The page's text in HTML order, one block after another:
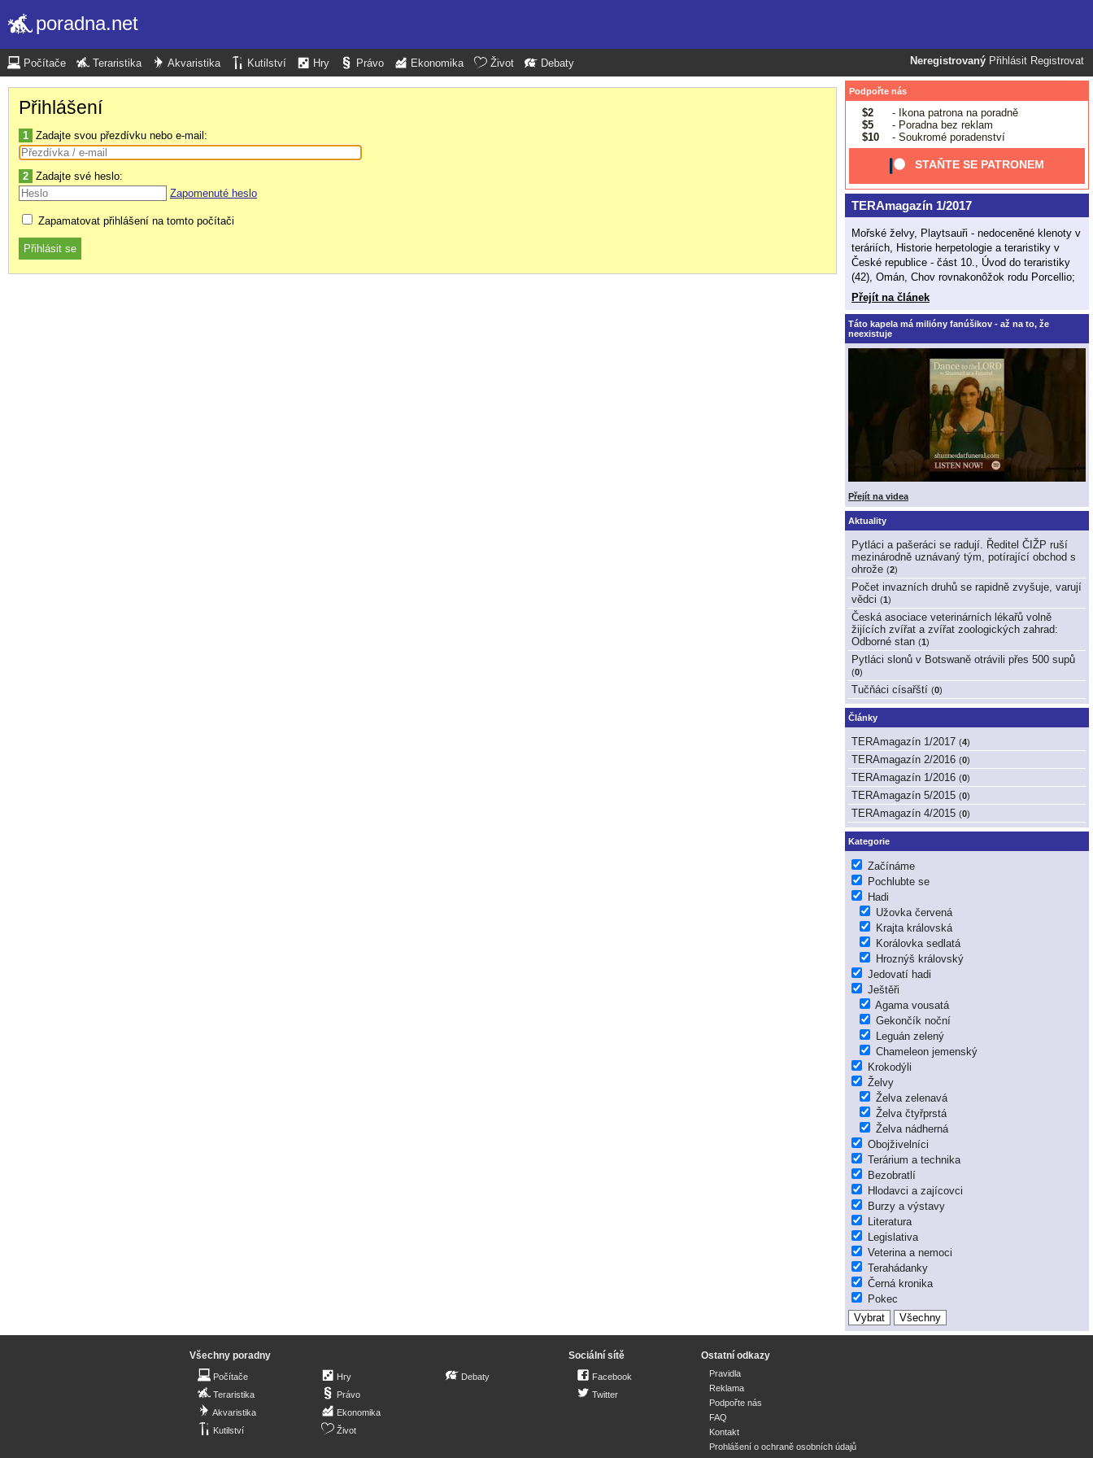
poradna.net
Neregistrovaný Přihlásit Registrovat
Počítače Teraristika Akvaristika Kutilství Hry Právo Ekonomika Život Debaty
Přihlášení
1 Zadajte svou přezdívku nebo e-mail:
2 Zadajte své heslo:
Zapomenuté heslo
Zapamatovat přihlášení na tomto počítači
Podpořte nás
$2
- Ikona patrona na poradně
$5
- Poradna bez reklam
$10
- Soukromé poradenství
STAŇTE SE PATRONEM
TERAmagazín 1/2017
Mořské želvy, Playtsauři - nedoceněné klenoty v
teráriích, Historie herpetologie a teraristiky v
České republice - část 10., Úvod do teraristiky
(42), Omán, Chov rovnakonôžok rodu Porcellio;
Přejít na článek
Táto kapela má milióny fanúšikov - až na to, že
neexistuje
Přejít na videa
Aktuality
Pytláci a pašeráci se radují. Ředitel ČIŽP ruší
mezinárodně uznávaný tým, potírající obchod s
ohrože (2)
Počet invazních druhů se rapidně zvyšuje, varují
vědci (1)
Česká asociace veterinárních lékařů volně
žijících zvířat a zvířat zoologických zahrad:
Odborné stan (1)
Pytláci slonů v Botswaně otrávili přes 500 supů
(0)
Tučňáci císařští (0)
Články
TERAmagazín 1/2017 (4)
TERAmagazín 2/2016 (0)
TERAmagazín 1/2016 (0)
TERAmagazín 5/2015 (0)
TERAmagazín 4/2015 (0)
Kategorie
Začínáme
Pochlubte se
Hadi
Užovka červená
Krajta královská
Korálovka sedlatá
Hroznýš královský
Jedovatí hadi
Ještěři
Agama vousatá
Gekončík noční
Leguán zelený
Chameleon jemenský
Krokodýli
Želvy
Želva zelenavá
Želva čtyřprstá
Želva nádherná
Obojživelníci
Terárium a technika
Bezobratlí
Hlodavci a zajícovci
Burzy a výstavy
Literatura
Legislativa
Veterina a nemoci
Terahádanky
Černá kronika
Pokec
Všechny poradny
Počítače
Teraristika
Akvaristika
Kutilství
Hry
Právo
Ekonomika
Život
Debaty
Sociální sítě
Facebook
Twitter
Ostatní odkazy
Pravidla
Reklama
Podpořte nás
FAQ
Kontakt
Prohlášení o ochraně osobních údajů